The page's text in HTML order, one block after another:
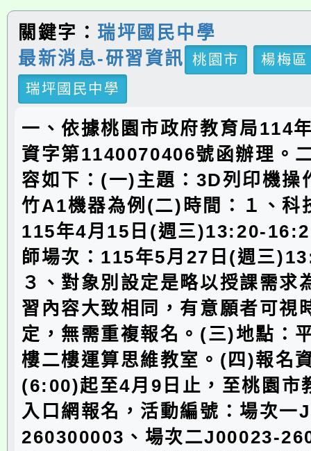
關鍵字： 瑞坪國民中學
最新消息-研習資訊
桃園市
楊梅區
瑞坪國民中學
一、依據桃園市政府教育局114
資字第1140070406號函辦理。
容如下：(一)主題：3D列印機操
竹A1機器為例(二)時間：１、科
115年4月15日(週三)13:20-
師場次：115年5月27日(週三
３、對象別設定是略以授課需求
習內容大致相同，有意願者可視
定，無需重複報名。(三)地點：
樓二樓運算思維教室。(四)報名
(6:00)起至4月9日止，至桃園市
入口網報名，活動編號：場次一
260300003、場次二J00023-